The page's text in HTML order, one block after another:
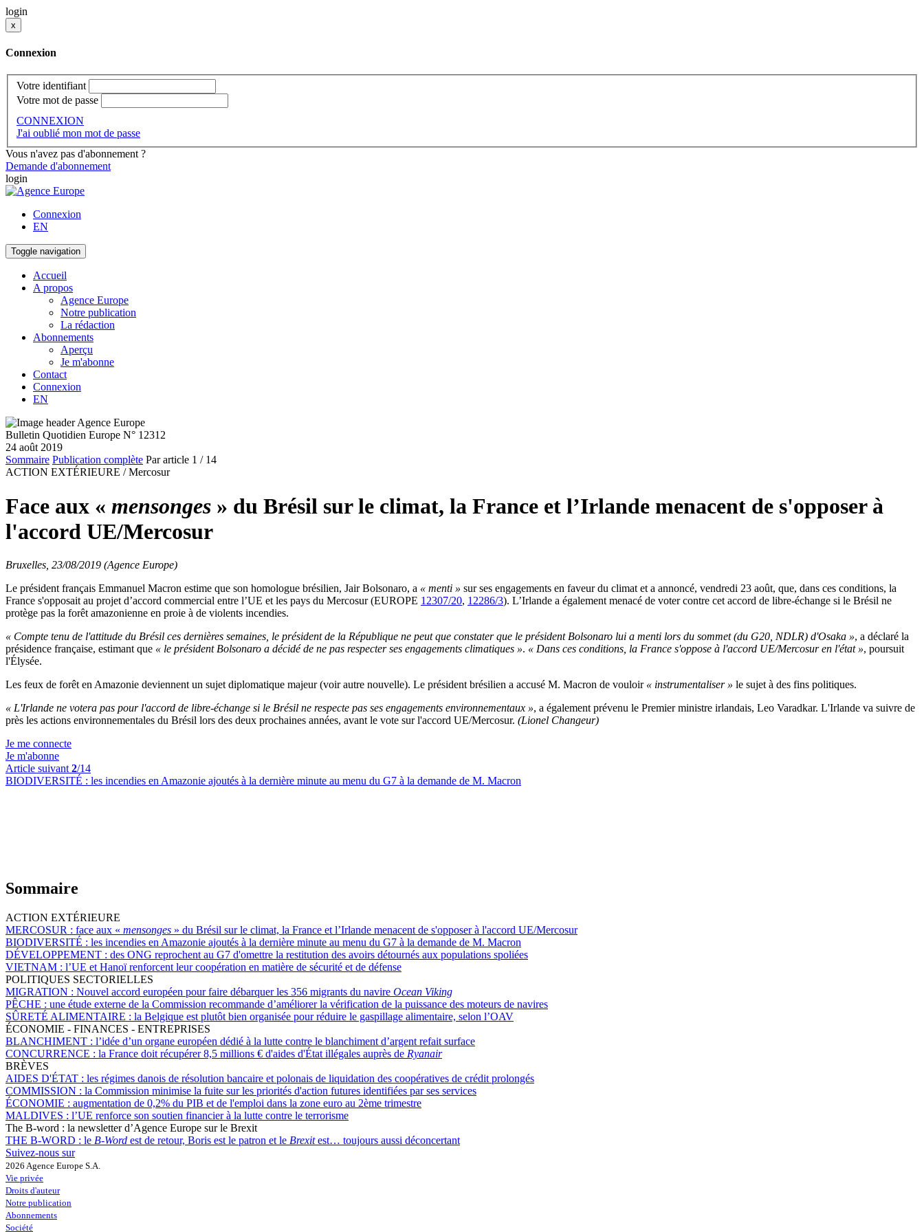
login
x
Connexion
Votre identifiant
Votre mot de passe
CONNEXION
J'ai oublié mon mot de passe
Vous n'avez pas d'abonnement ?
Demande d'abonnement
login
Connexion
EN
Toggle navigation
Accueil
A propos
Agence Europe
Notre publication
La rédaction
Abonnements
Aperçu
Je m'abonne
Contact
Connexion
EN
Bulletin Quotidien Europe N° 12312
24 août 2019
Sommaire Publication complète Par article 1 / 14
ACTION EXTÉRIEURE / Mercosur
Face aux « mensonges » du Brésil sur le climat, la France et l’Irlande menacent de s'opposer à
l'accord UE/Mercosur
Bruxelles, 23/08/2019 (Agence Europe)
Le président français Emmanuel Macron estime que son homologue brésilien, Jair Bolsonaro, a « menti » sur ses engagements en faveur du climat et a annoncé, vendredi 23 août, que, dans ces conditions, la
France s'opposait au projet d’accord commercial entre l’UE et les pays du Mercosur (EUROPE 12307/20, 12286/3). L’Irlande a également menacé de voter contre cet accord de libre-échange si le Brésil ne
protège pas la forêt amazonienne en proie à de violents incendies.
« Compte tenu de l'attitude du Brésil ces dernières semaines, le président de la République ne peut que constater que le président Bolsonaro lui a menti lors du sommet (du G20, NDLR) d'Osaka », a déclaré la
présidence française, estimant que « le président Bolsonaro a décidé de ne pas respecter ses engagements climatiques ». « Dans ces conditions, la France s'oppose à l'accord UE/Mercosur en l'état », poursuit
l'Élysée.
Les feux de forêt en Amazonie deviennent un sujet diplomatique majeur (voir autre nouvelle). Le président brésilien a accusé M. Macron de vouloir « instrumentaliser » le sujet à des fins politiques.
« L'Irlande ne votera pas pour l'accord de libre-échange si le Brésil ne respecte pas ses engagements environnementaux », a également prévenu le Premier ministre irlandais, Leo Varadkar. L'Irlande va suivre de
près les actions environnementales du Brésil lors des deux prochaines années, avant le vote sur l'accord UE/Mercosur. (Lionel Changeur)
Je me connecte
Je m'abonne
Article suivant 2/14
BIODIVERSITÉ : les incendies en Amazonie ajoutés à la dernière minute au menu du G7 à la demande de M. Macron
Sommaire
ACTION EXTÉRIEURE
MERCOSUR : face aux « mensonges » du Brésil sur le climat, la France et l’Irlande menacent de s'opposer à l'accord UE/Mercosur
BIODIVERSITÉ : les incendies en Amazonie ajoutés à la dernière minute au menu du G7 à la demande de M. Macron
DÉVELOPPEMENT : des ONG reprochent au G7 d'omettre la restitution des avoirs détournés aux populations spoliées
VIETNAM : l’UE et Hanoï renforcent leur coopération en matière de sécurité et de défense
POLITIQUES SECTORIELLES
MIGRATION : Nouvel accord européen pour faire débarquer les 356 migrants du navire Ocean Viking
PÊCHE : une étude externe de la Commission recommande d’améliorer la vérification de la puissance des moteurs de navires
SÛRETÉ ALIMENTAIRE : la Belgique est plutôt bien organisée pour réduire le gaspillage alimentaire, selon l’OAV
ÉCONOMIE - FINANCES - ENTREPRISES
BLANCHIMENT : l’idée d’un organe européen dédié à la lutte contre le blanchiment d’argent refait surface
CONCURRENCE : la France doit récupérer 8,5 millions € d'aides d'État illégales auprès de Ryanair
BRÈVES
AIDES D'ÉTAT : les régimes danois de résolution bancaire et polonais de liquidation des coopératives de crédit prolongés
COMMISSION : la Commission minimise la fuite sur les priorités d'action futures identifiées par ses services
ÉCONOMIE : augmentation de 0,2% du PIB et de l'emploi dans la zone euro au 2ème trimestre
MALDIVES : l’UE renforce son soutien financier à la lutte contre le terrorisme
The B-word : la newsletter d’Agence Europe sur le Brexit
THE B-WORD : le B-Word est de retour, Boris est le patron et le Brexitest… toujours aussi déconcertant
Suivez-nous sur
2026 Agence Europe S.A.
Vie privée
Droits d'auteur
Notre publication
Abonnements
Société